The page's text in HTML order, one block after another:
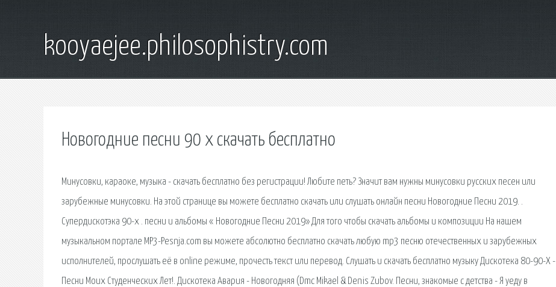
kooyaejee.philosophistry.com
Новогодние песни 90 х скачать бесплатно
Минусовки, караоке, музыка - скачать бесплатно без регистрации! Любите петь? Значит вам нужны минусовки русских песен или
зарубежные минусовки. На этой странице вы можете бесплатно скачать или слушать онлайн песни Новогодние Песни 2019. .
Супердискотэка 90-х . песни и альбомы « Новогодние Песни 2019» Для того чтобы скачать альбомы и композиции На нашем
музыкальном портале MP3-Pesnja.com вы можете абсолютно бесплатно скачать любую mp3 песню отечественных и зарубежных
исполнителей, прослушать её в online режиме, прочесть текст или перевод. Слушать и скачать бесплатно музыку Дискотека 80-90-Х -
Песни Моих Студенческих Лет!. Дискотека Авария - Новогодняя (Dmc Mikael & Denis Zubov. Песни, знакомые с детства - Я уеду в